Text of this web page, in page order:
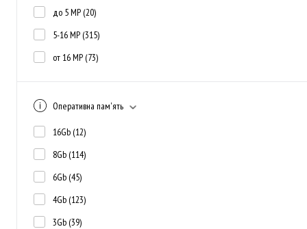
до 5 MP (20)
5-16 MP (315)
от 16 MP (73)
Оперативна пам'ять
16Gb (12)
8Gb (114)
6Gb (45)
4Gb (123)
3Gb (39)